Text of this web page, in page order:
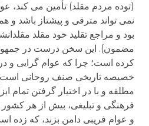
(توده مردم مقلد) تأمین می کند،
نمی تواند مترقی و پیشتاز باشد و
بود و مراجع تقلید خود مقلد
مضمون). این سخن درست در
کرده است؛ چرا که عوام گرایی و
خصیصه تاریخی صنف روحانی است و
مطلقه و با در اختیار گرفتن تمام
فرهنگی و تبلیغی، بیش از هر کشور
و عوام فریبی دامن بزند، که زده